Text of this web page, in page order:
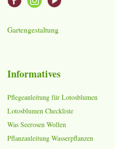
Gartengestaltung
Informatives
Pflegeanleitung für Lotosblumen
Lotosblumen Checkliste
Was Seerosen Wollen
Pflanzanleitung Wasserpflanzen